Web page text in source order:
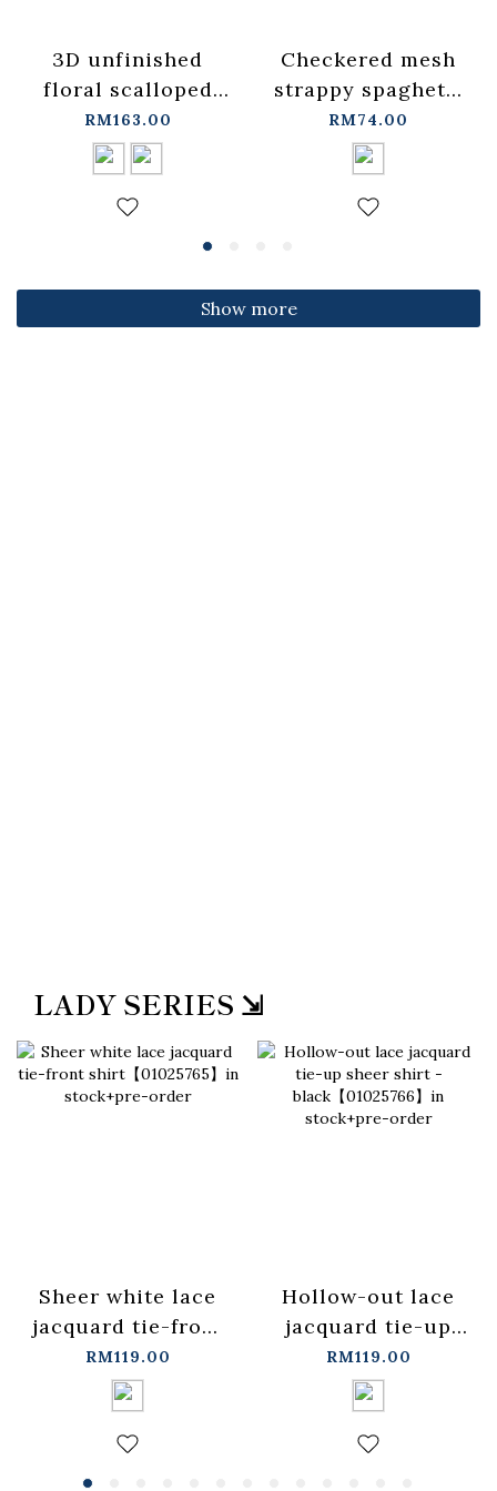
3D unfinished
floral scalloped
jeans, available in
two colors, sizes
S/M/L.
【04011891】in
stock+pre-order
RM163.00
Checkered mesh
strappy spaghetti
strap cover-up
vest -
blue【01099697】
in stock+pre-order
RM74.00
Show more
LADY SERIES ⇲
Sheer white lace
jacquard tie-front
shirt【01025765】
in stock+pre-order
RM119.00
Hollow-out lace
jacquard tie-up
sheer shirt -
black【01025766】
in stock+pre-order
RM119.00